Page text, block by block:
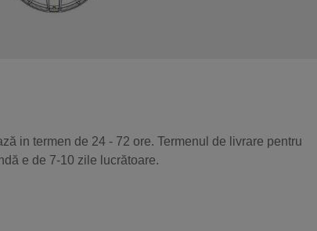
in termen de 24 - 72 ore. Termenul de livrare pentru
e de 7-10 zile lucrătoare.